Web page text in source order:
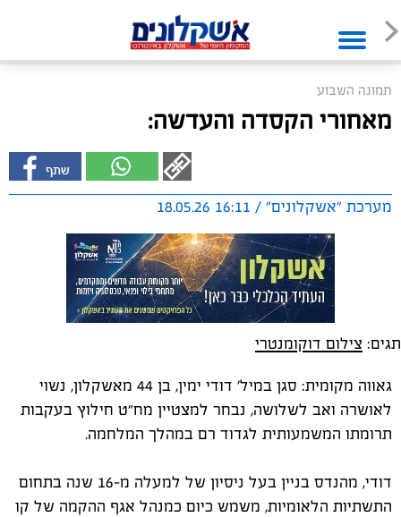
תמונה השבוע
מאחורי הקסדה והעדשה:
מערכת "אשקלונים" / 16:11 18.05.26
תגים: צילום דוקומנטרי
גאווה מקומית: סגן במיל׳ דודי ימין, בן 44 מאשקלון, נשוי
לאושרה ואב לשלושה, נבחר למצטיין מח״ט חילוץ בעקבות
תרומתו המשמעותית לגדוד רם במהלך המלחמה.
דודי, מהנדס בניין בעל ניסיון של למעלה מ-16 שנה בתחום
התשתיות הלאומיות, משמש כיום כמנהל אגף ההקמה של קו